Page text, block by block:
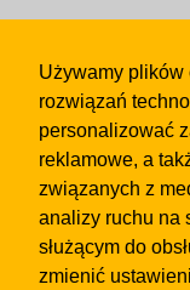
Używamy plików
rozwiązań
personalizować
reklamowe, a
związanych z
analizy ruchu na
służącym do
zmienić